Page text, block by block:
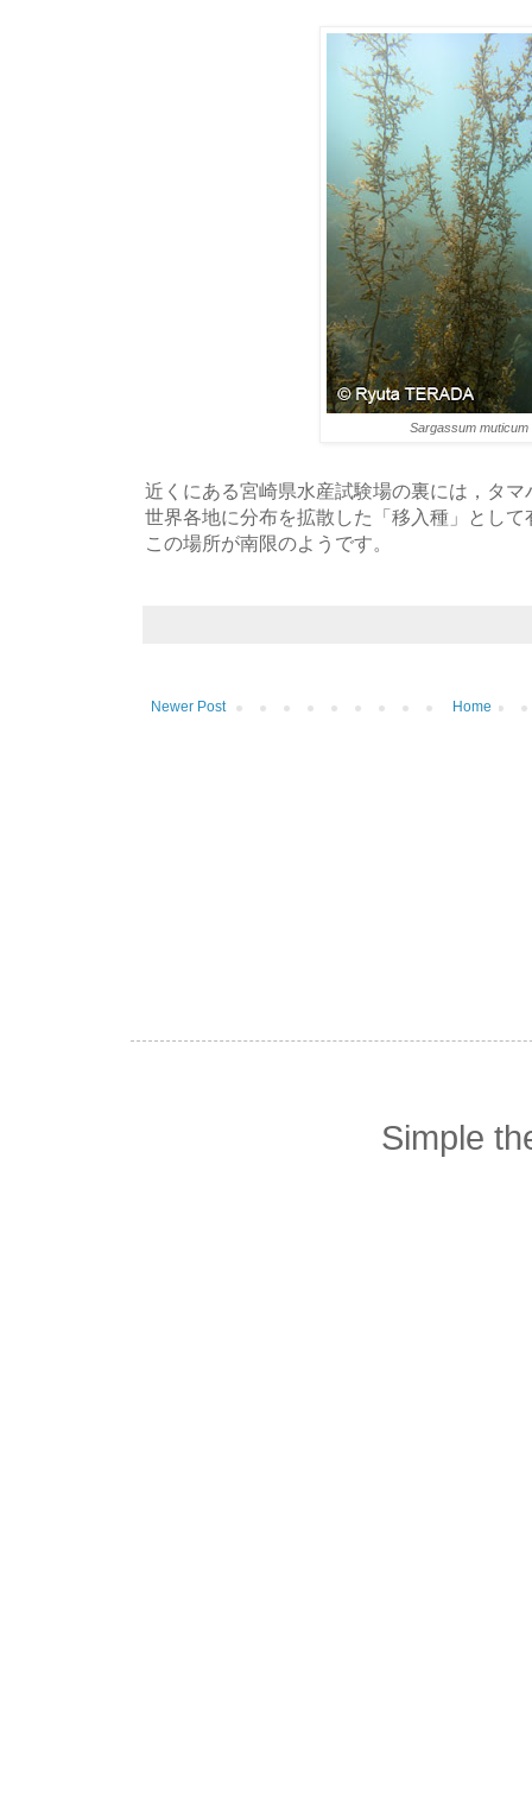
Sargassum muticum
近くにある宮崎県水産試験場の裏には，タ
世界各地に分布を拡散した「移入種」とし
この場所が南限のようです。
Newer Post Home
Simple